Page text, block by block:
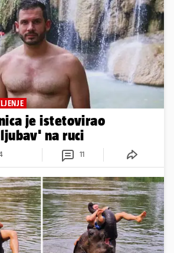
je istetovirao
na ruci
11